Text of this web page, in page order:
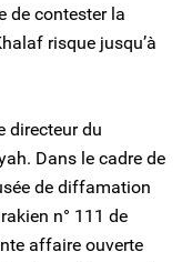
de contester la
risque jusqu’à
directeur du
Dans le cadre de
de diffamation
n° 111 de
affaire ouverte